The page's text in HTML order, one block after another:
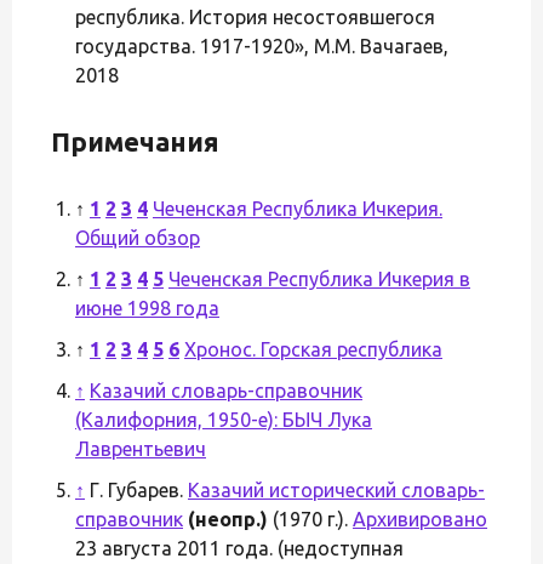
республика. История несостоявшегося
государства. 1917-1920», М.М. Вачагаев,
2018
Примечания
↑ 1 2 3 4 Чеченская Республика Ичкерия.
Общий обзор
↑ 1 2 3 4 5 Чеченская Республика Ичкерия в
июне 1998 года
↑ 1 2 3 4 5 6 Хронос. Горская республика
↑ Казачий словарь-справочник
(Калифорния, 1950-е): БЫЧ Лука
Лаврентьевич
↑ Г. Губарев. Казачий исторический словарь-
справочник (неопр.) (1970 г.). Архивировано
23 августа 2011 года. (недоступная